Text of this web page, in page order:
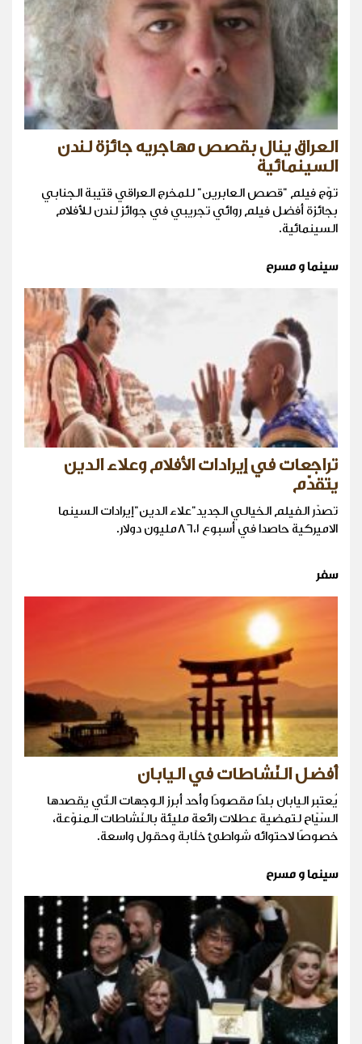
العراق ينال بقصص مهاجريه جائزة لندن
السينمائية
توّج فيلم "قصص العابرين" للمخرج العراقي قتيبة الجنابي
بجائزة أفضل فيلم روائي تجريبي في جوائز لندن للأفلام
السينمائية.
سينما و مسرح
تراجعات في إيرادات الأفلام وعلاء الدين
يتقدّم
تصدّر الفيلم الخيالي الجديد"علاء الدين"إيرادات السينما
الاميركية حاصدا في أسبوع ٨٦،١مليون دولار.
سفر
أفضل النّشاطات في اليابان
يُعتبر اليابان بلدًا مقصودًا وأحد أبرز الوجهات التّي يقصدها
السّيّاح لتمضية عطلات رائعة مليئة بالنّشاطات المنوّعة،
خصوصًا لاحتوائه شواطئ خلّابة وحقول واسعة.
سينما و مسرح